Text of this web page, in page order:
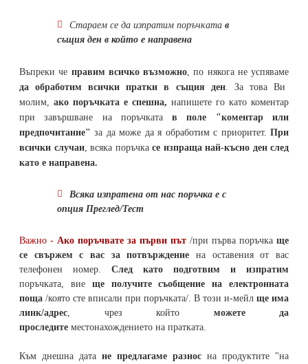
Стараем се да изпратим поръчката в
същия ден в който е направена
Въпреки че правим всичко възможно , по някога не успяваме
да обработим всички пратки в същия ден. За това Ви
молим, ако поръчката е спешна, напишете го като коментар
при завършване на поръчкатав поле "коментар или
предпочитание" за да може да я обработим с приоритет. При
всички случаи, всяка поръчка се изпраща най-късно ден след
като е направена.
Всяка изпратена от нас поръчка е с
опция Преглед/Тест
Важно - Ако поръчвате за първи път /при първа поръчка ще
се свържем с вас за потвърждение на оставения от вас
телефонен номер
След като подготвим и изпратим
поръчката, вие ще получите съобщение на електронната
поща /която сте вписали при поръчката/. В този и-мейл ще има
линк/адрес , чрез който можете да
проследите местонахождението на пратката
Към днешна дата не предлагаме разнос на продуктите "на